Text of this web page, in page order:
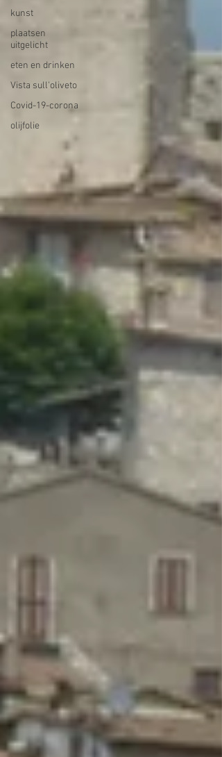
kunst
plaatsen
uitgelicht
eten en drinken
Vista sull'oliveto
Covid-19-corona
olijfolie